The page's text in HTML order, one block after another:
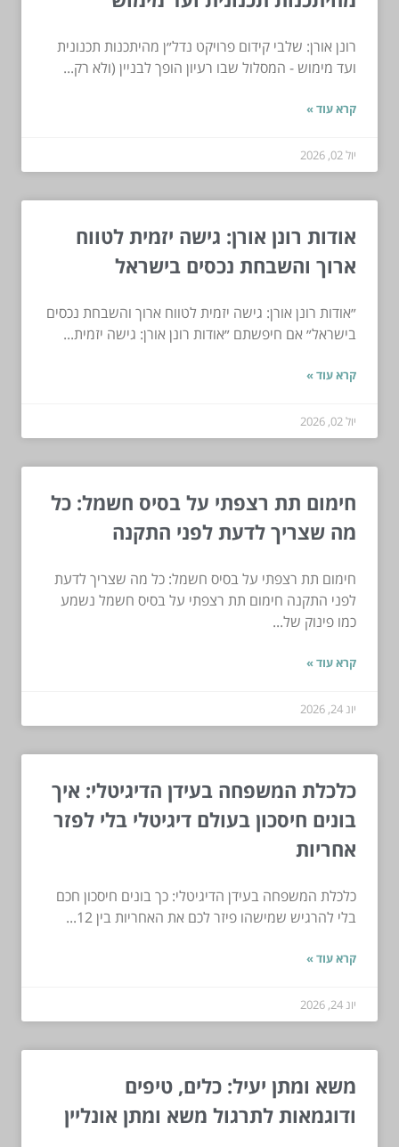
רונן אורן: שלבי קידום פרויקט נדל״ן מהיתכנות תכנונית
ועד מימוש - המסלול שבו רעיון הופך לבניין (ולא רק...
קרא עוד »
יול 02, 2026
אודות רונן אורן: גישה יזמית לטווח
ארוך והשבחת נכסים בישראל
״אודות רונן אורן: גישה יזמית לטווח ארוך והשבחת נכסים
בישראל״ אם חיפשתם ״אודות רונן אורן: גישה יזמית...
קרא עוד »
יול 02, 2026
חימום תת רצפתי על בסיס חשמל: כל
מה שצריך לדעת לפני התקנה
חימום תת רצפתי על בסיס חשמל: כל מה שצריך לדעת
לפני התקנה חימום תת רצפתי על בסיס חשמל נשמע
כמו פינוק של...
קרא עוד »
יונ 24, 2026
כלכלת המשפחה בעידן הדיגיטלי: איך
בונים חיסכון בעולם דיגיטלי בלי לפזר
אחריות
כלכלת המשפחה בעידן הדיגיטלי: כך בונים חיסכון חכם
בלי להרגיש שמישהו פיזר לכם את האחריות בין 12...
קרא עוד »
יונ 24, 2026
משא ומתן יעיל: כלים, טיפים
ודוגמאות לתרגול משא ומתן אונליין